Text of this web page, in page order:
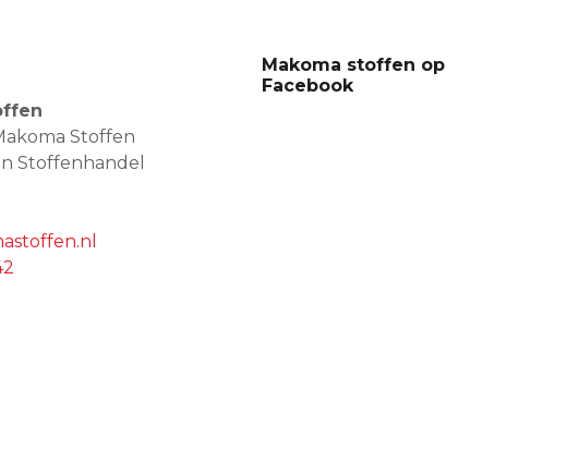
Stoffen
Stoffenhandel
Makoma stoffen op
Facebook